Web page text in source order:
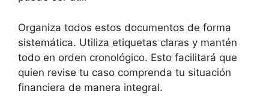
Organiza todos estos documentos de forma
sistemática. Utiliza etiquetas claras y mantén
todo en orden cronológico. Esto facilitará que
quien revise tu caso comprenda tu situación
financiera de manera integral.